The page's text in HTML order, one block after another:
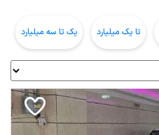
تا یک میلیارد یک تا سه میلیارد